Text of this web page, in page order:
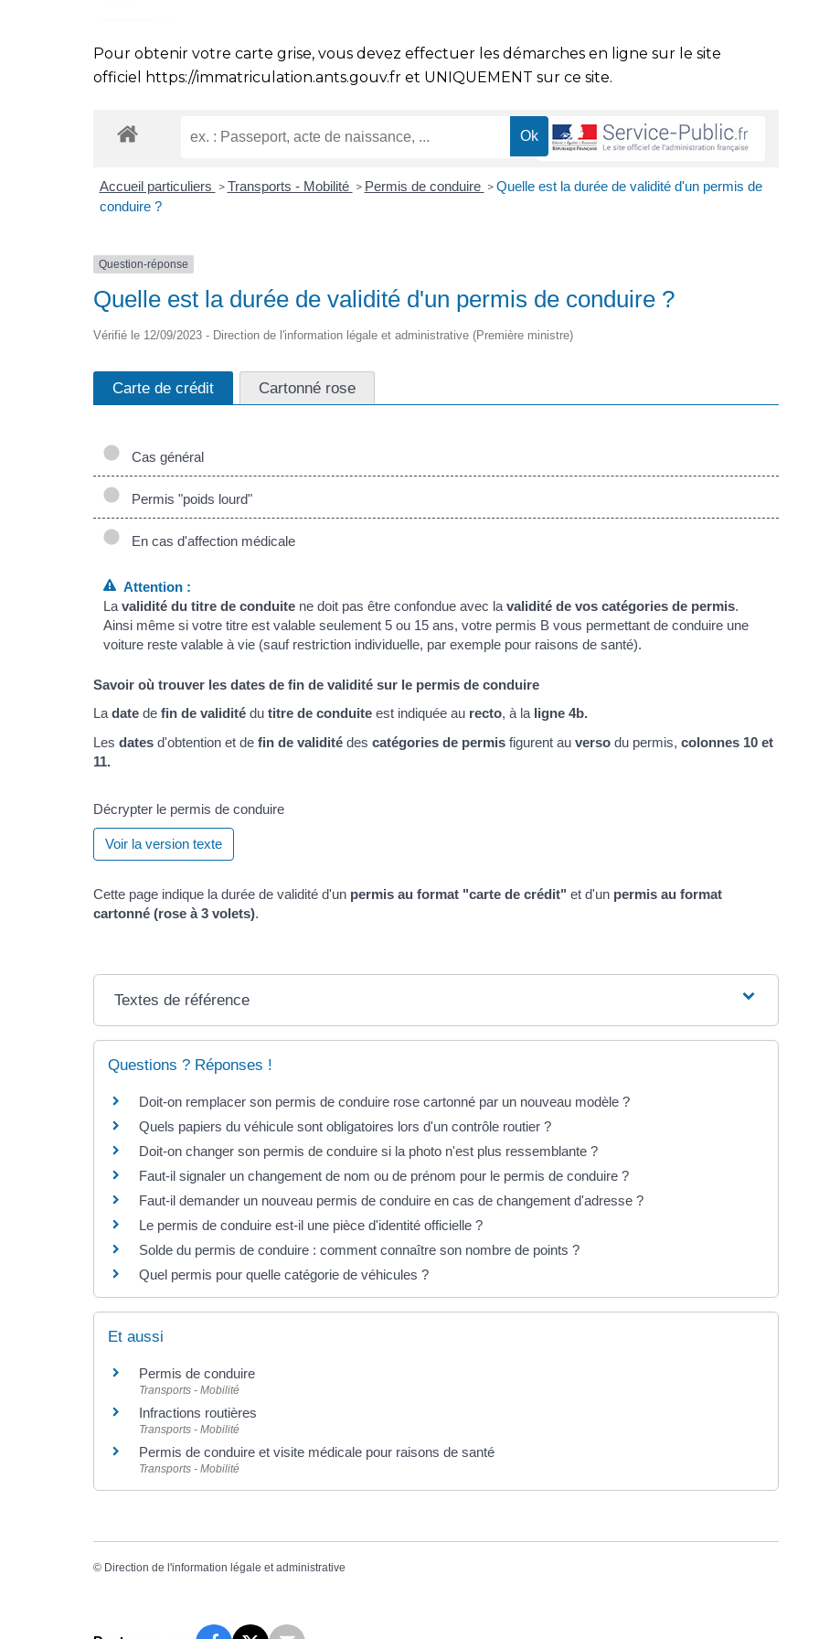
Pour obtenir votre carte grise, vous devez effectuer les démarches en ligne sur le site
officiel
https://immatriculation.ants.gouv.fr et UNIQUEMENT sur ce site.
Accueil particuliers > Transports - Mobilité > Permis de conduire > Quelle est la durée de validité d'un permis de
conduire ?
Question-réponse
Quelle est la durée de validité d'un permis de conduire ?
Vérifié le 12/09/2023 - Direction de l'information légale et administrative (Première ministre)
Carte de crédit Cartonné rose
Cas général
Permis "poids lourd"
En cas d'affection médicale
Attention :
La validité du titre de conduitene doit pas être confondue avec la validité de vos catégories de permis.
Ainsi même si votre titre est valable seulement 5 ou 15 ans, votre permis B vous permettant de conduire une
voiture reste valable à vie (sauf restriction individuelle, par exemple pour raisons de santé).
Savoir où trouver les dates de fin de validité sur le permis de conduire
La date de fin de validité du titre de conduite est indiquée au recto, à la ligne 4b.
Les dates d'obtention et de fin de validité des catégories de permis figurent au verso du permis, colonnes 10 et
11.
Décrypter le permis de conduire
Voir la version texte
Cette page indique la durée de validité d'un permis au format "carte de crédit" et d'un permis au format
cartonné (rose à 3 volets).
Textes de référence
Questions ? Réponses !
Doit-on remplacer son permis de conduire rose cartonné par un nouveau modèle ?
Quels papiers du véhicule sont obligatoires lors d'un contrôle routier ?
Doit-on changer son permis de conduire si la photo n'est plus ressemblante ?
Faut-il signaler un changement de nom ou de prénom pour le permis de conduire ?
Faut-il demander un nouveau permis de conduire en cas de changement d'adresse ?
Le permis de conduire est-il une pièce d'identité officielle ?
Solde du permis de conduire : comment connaître son nombre de points ?
Quel permis pour quelle catégorie de véhicules ?
Et aussi
Permis de conduire
Transports - Mobilité
Infractions routières
Transports - Mobilité
Permis de conduire et visite médicale pour raisons de santé
Transports - Mobilité
© Direction de l'information légale et administrative